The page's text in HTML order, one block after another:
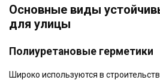
Основные виды
для улицы
Полиуретановые герметики
Широко используются в